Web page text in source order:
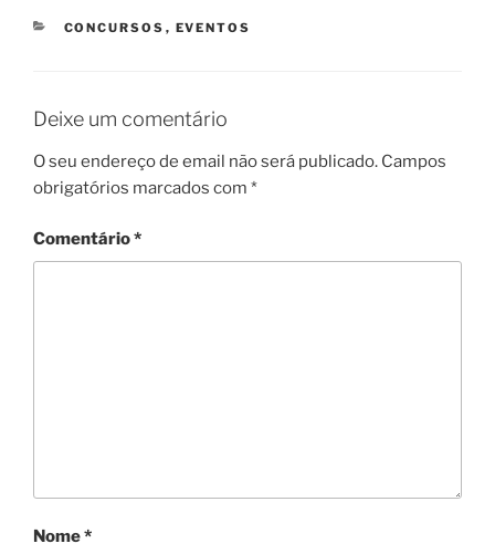
CATEGORIAS
CONCURSOS , EVENTOS
Deixe um comentário
O seu endereço de email não será publicado. Campos
obrigatórios marcados com *
Comentário*
Nome*